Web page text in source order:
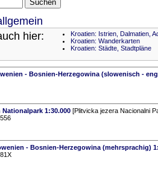
hier:
Kroatien: Istrien, Dalmatien,
Kroatien: Wanderkarten
Kroatien: Städte, Stadtpläne
- Bosnien-Herzegowina (slowenisch -
Nationalpark 1:30.000[Plitvicka jezera Nacionalni
- Bosnien-Herzegowina (mehrsprachig)